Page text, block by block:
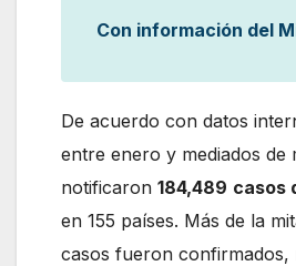
Con información del
De acuerdo con datos
entre enero y mediados de
notificaron 184,489 casos
en 155 países. Más de la
casos fueron confirmados,